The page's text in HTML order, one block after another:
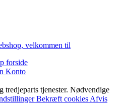
velkommen til
forside
Konto
tredjeparts tjenester. Nødvendige
Bekræft cookies Afvis